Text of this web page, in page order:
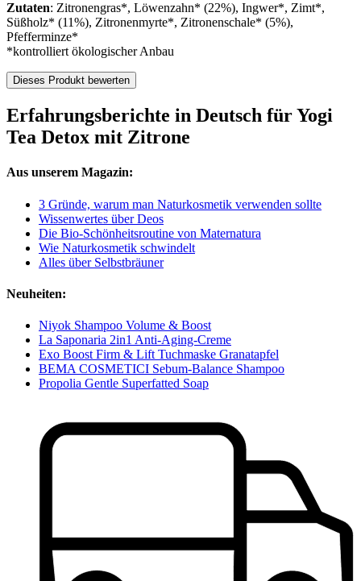
Zutaten: Zitronengras*, Löwenzahn* (22%), Ingwer*, Zimt*,
Süßholz* (11%), Zitronenmyrte*, Zitronenschale* (5%),
Pfefferminze*
*kontrolliert ökologischer Anbau
Dieses Produkt bewerten
Erfahrungsberichte in Deutsch für Yogi
Tea Detox mit Zitrone
Aus unserem Magazin:
3 Gründe, warum man Naturkosmetik verwenden sollte
Wissenwertes über Deos
Die Bio-Schönheitsroutine von Maternatura
Wie Naturkosmetik schwindelt
Alles über Selbstbräuner
Neuheiten:
Niyok Shampoo Volume & Boost
La Saponaria 2in1 Anti-Aging-Creme
Exo Boost Firm & Lift Tuchmaske Granatapfel
BEMA COSMETICI Sebum-Balance Shampoo
Propolia Gentle Superfatted Soap